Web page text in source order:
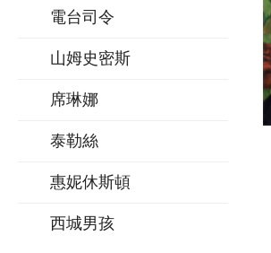
電台司令
山姆史密斯
席琳娜
泰勒絲
惠妮休斯頓
西城男孩